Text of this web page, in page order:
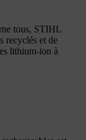
tous, STIHL
recyclés et de
lithium-ion à